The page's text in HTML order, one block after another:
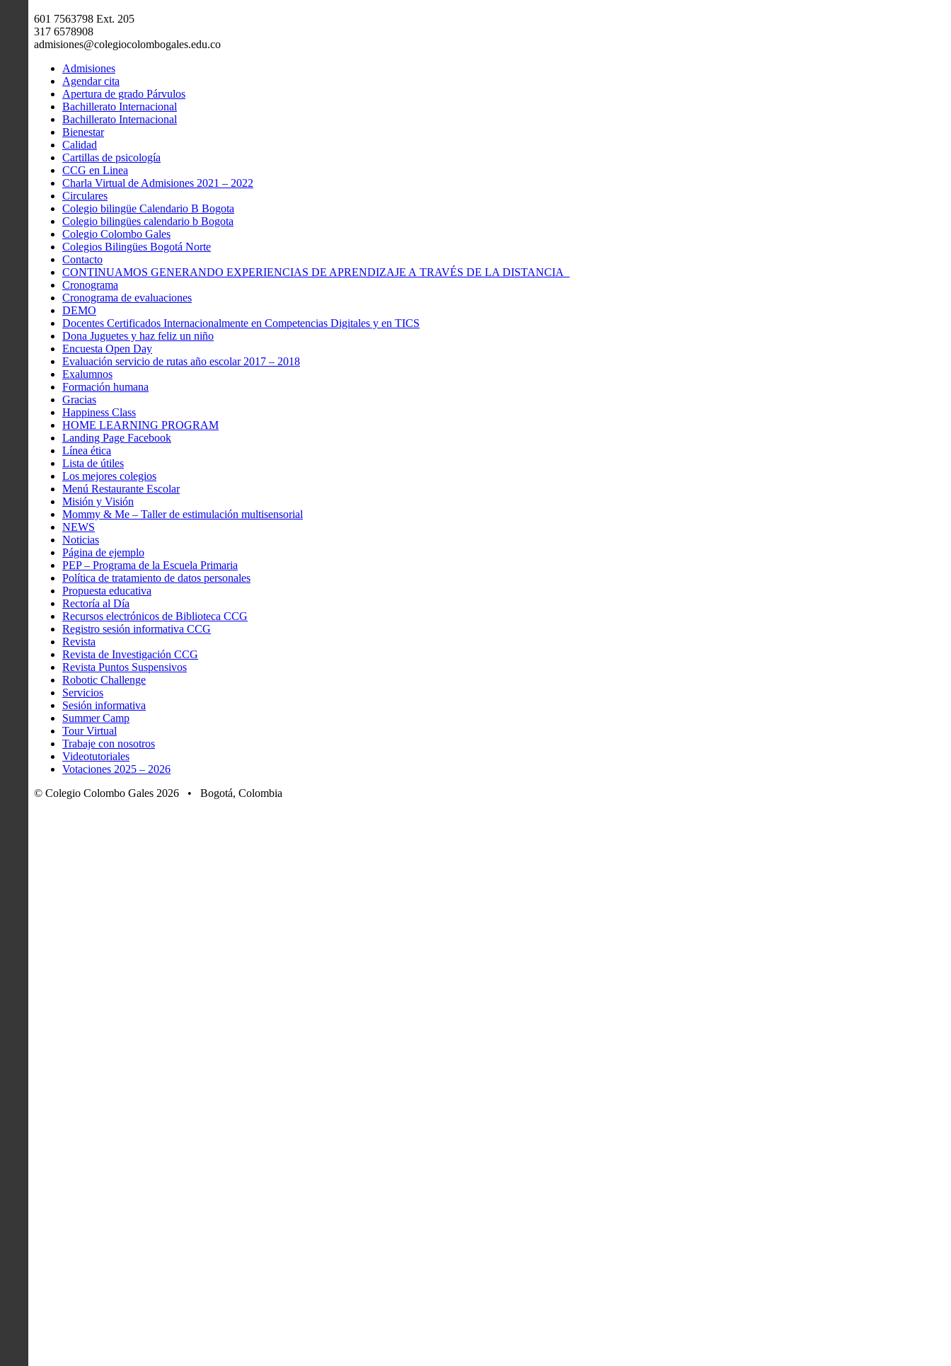
601 7563798 Ext. 205
317 6578908
admisiones@colegiocolombogales.edu.co
Admisiones
Agendar cita
Apertura de grado Párvulos
Bachillerato Internacional
Bachillerato Internacional
Bienestar
Calidad
Cartillas de psicología
CCG en Linea
Charla Virtual de Admisiones 2021 – 2022
Circulares
Colegio bilingüe Calendario B Bogota
Colegio bilingües calendario b Bogota
Colegio Colombo Gales
Colegios Bilingües Bogotá Norte
Contacto
CONTINUAMOS GENERANDO EXPERIENCIAS DE APRENDIZAJE A TRAVÉS DE LA DISTANCIA
Cronograma
Cronograma de evaluaciones
DEMO
Docentes Certificados Internacionalmente en Competencias Digitales y en TICS
Dona Juguetes y haz feliz un niño
Encuesta Open Day
Evaluación servicio de rutas año escolar 2017 – 2018
Exalumnos
Formación humana
Gracias
Happiness Class
HOME LEARNING PROGRAM
Landing Page Facebook
Línea ética
Lista de útiles
Los mejores colegios
Menú Restaurante Escolar
Misión y Visión
Mommy & Me – Taller de estimulación multisensorial
NEWS
Noticias
Página de ejemplo
PEP – Programa de la Escuela Primaria
Política de tratamiento de datos personales
Propuesta educativa
Rectoría al Día
Recursos electrónicos de Biblioteca CCG
Registro sesión informativa CCG
Revista
Revista de Investigación CCG
Revista Puntos Suspensivos
Robotic Challenge
Servicios
Sesión informativa
Summer Camp
Tour Virtual
Trabaje con nosotros
Videotutoriales
Votaciones 2025 – 2026
© Colegio Colombo Gales 2026 • Bogotá, Colombia